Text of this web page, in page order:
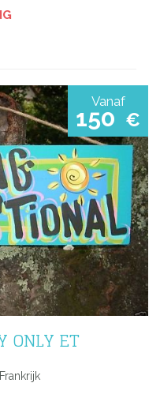
Vanaf
150 €
ONLY ET